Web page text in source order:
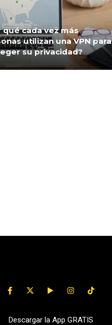
qué cada vez más
utilizan una VPN para
su privacidad?
Descargar la App GRATIS